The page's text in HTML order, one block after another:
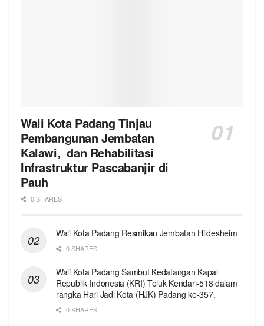
Wali Kota Padang Tinjau
Pembangunan Jembatan
Kalawi, dan Rehabilitasi
Infrastruktur Pascabanjir di
Pauh
0 SHARES
Wali Kota Padang Resmikan Jembatan Hildesheim
0 SHARES
Wali Kota Padang Sambut Kedatangan Kapal
Republik Indonesia (KRI) Teluk Kendari-518 dalam
rangka Hari Jadi Kota (HJK) Padang ke-357.
0 SHARES